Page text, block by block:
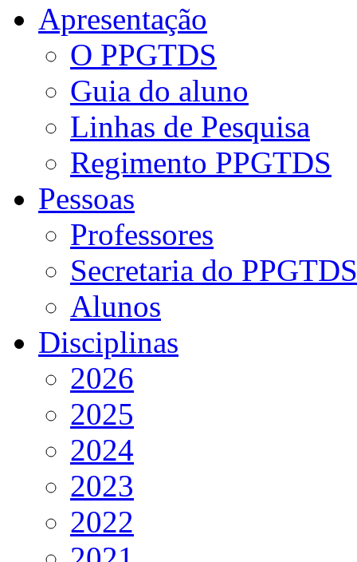
Apresentação
O PPGTDS
Guia do aluno
Linhas de Pesquisa
Regimento PPGTDS
Pessoas
Professores
Secretaria do PPGTDS
Alunos
Disciplinas
2026
2025
2024
2023
2022